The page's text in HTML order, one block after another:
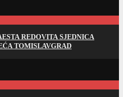
REDOVITA SJEDNICA
TOMISLAVGRAD